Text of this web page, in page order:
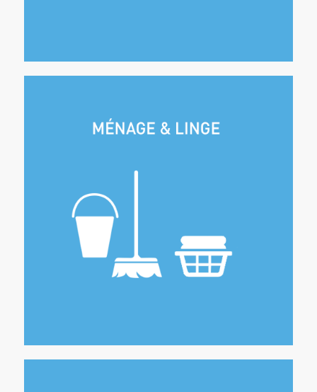
Nettoyage des sols, dépoussiérage, cuisine,
désinfection sanitaires et SDB, etc…